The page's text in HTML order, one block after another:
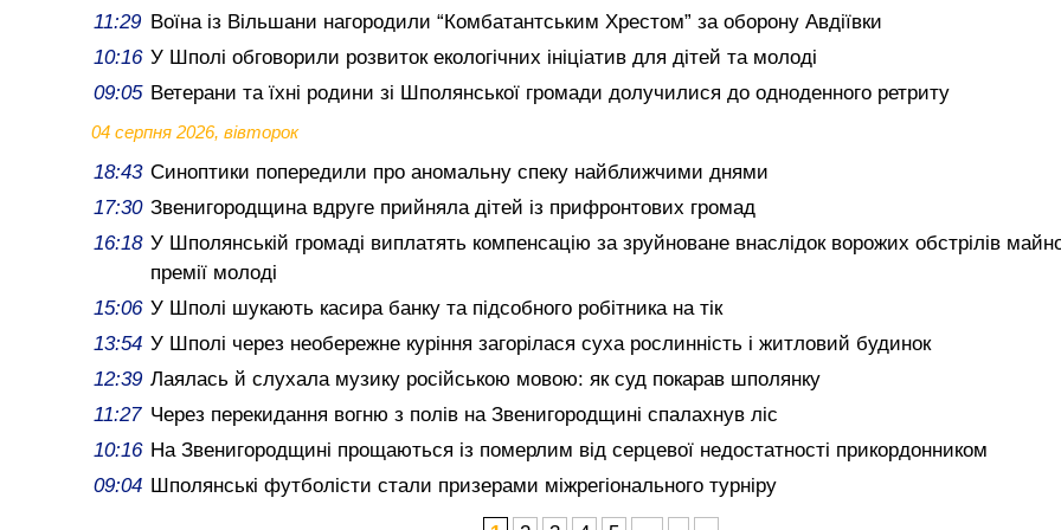
11:29 Воїна із Вільшани нагородили “Комбатантським Хрестом” за оборону Авдіївки
10:16 У Шполі обговорили розвиток екологічних ініціатив для дітей та молоді
09:05 Ветерани та їхні родини зі Шполянської громади долучилися до одноденного ретриту
04 серпня 2026, вівторок
18:43 Синоптики попередили про аномальну спеку найближчими днями
17:30 Звенигородщина вдруге прийняла дітей із прифронтових громад
16:18 У Шполянській громаді виплатять компенсацію за зруйноване внаслідок ворожих обстрілів
премії молоді
15:06 У Шполі шукають касира банку та підсобного робітника на тік
13:54 У Шполі через необережне куріння загорілася суха рослинність і житловий будинок
12:39 Лаялась й слухала музику російською мовою: як суд покарав шполянку
11:27 Через перекидання вогню з полів на Звенигородщині спалахнув ліс
10:16 На Звенигородщині прощаються із померлим від серцевої недостатності прикордонником
09:04 Шполянські футболісти стали призерами міжрегіонального турніру